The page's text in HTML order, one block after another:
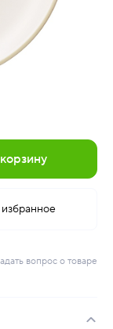
вопрос о товаре